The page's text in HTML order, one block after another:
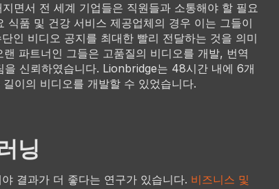
면서 전 세계 기업들은 직원들과 소통해야 할 필요
식품 및 건강 서비스 제공업체의 경우 이는 그들이
인 비디오 공지를 최대한 빨리 전달하는 것을 의미
파트너인 그들은 고품질의 비디오를 개발, 번역
신뢰하였습니다. Lionbridge는 48시간 내에 6개
이의 비디오를 개발할 수 있었습니다.
닝
결과가 더 좋다는 연구가 있습니다. 비즈니스 및